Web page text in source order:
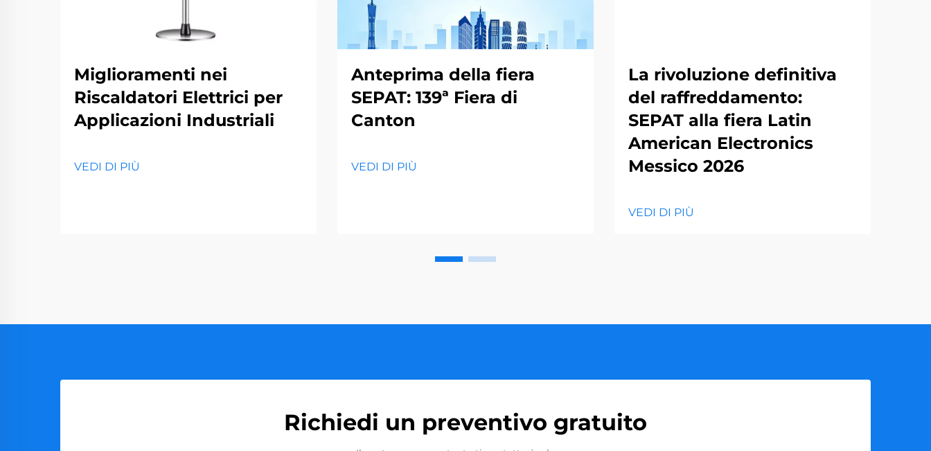
Miglioramenti nei
Riscaldatori Elettrici per
Applicazioni Industriali
VEDI DI PIÙ
Anteprima della fiera
SEPAT: 139ª Fiera di
Canton
VEDI DI PIÙ
La rivoluzione definitiva
del raffreddamento:
SEPAT alla fiera Latin
American Electronics
Messico 2026
VEDI DI PIÙ
Richiedi un preventivo gratuito